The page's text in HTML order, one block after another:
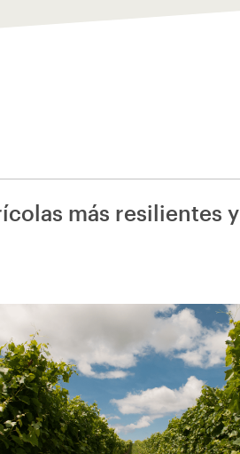
más resilientes y